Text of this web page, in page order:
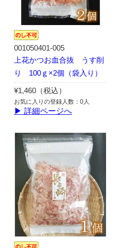
001050401-005
上花かつお血合抜 うす削
り 100ｇ×2個（袋入り）
¥1,460（税込）
お気に入りの登録人数：0人
▶ 詳細ページへ